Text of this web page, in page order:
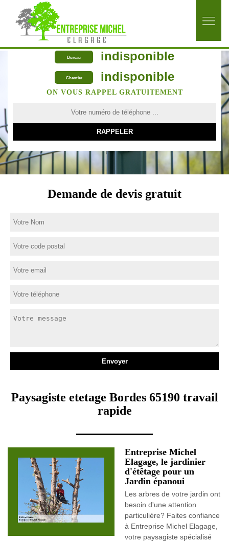
Bureau indisponible
Chantier indisponible
ON VOUS RAPPEL GRATUITEMENT
Demande de devis gratuit
Paysagiste etetage Bordes 65190 travail
rapide
Entreprise Michel
Elagage, le jardinier
d'étêtage pour un
Jardin épanoui
Les arbres de votre jardin ont
besoin d'une attention
particulière? Faites confiance
à Entreprise Michel Elagage,
votre paysagiste spécialisé